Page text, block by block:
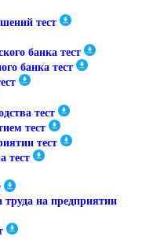
тест
банка тест
банка тест
тест
тест
тест
тест
на предприятии